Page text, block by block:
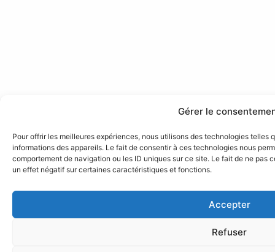
Gérer le
Pour offrir les meilleures expériences, nous utilisons des technologies
informations des appareils. Le fait de consentir à ces technologies nous
comportement de navigation ou les ID uniques sur ce site. Le fait de ne pas
un effet négatif sur certaines caractéristiques et fonctions.
Accepter
Refuser